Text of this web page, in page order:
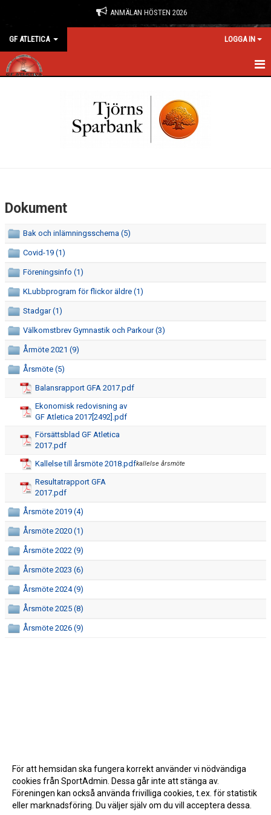
ANMÄLAN HÖSTEN 2026
GF ATLETICA LOGGA IN
DOKUMENT
VÅRA LEDARE/TRÄNARE
KALAS
FRÅGOR & SVAR
SPONSRING
Dokument
Bak och inlämningsschema (5)
Covid-19 (1)
Föreningsinfo (1)
KLubbprogram för flickor äldre (1)
Stadgar (1)
Välkomstbrev Gymnastik och Parkour (3)
Årmöte 2021 (9)
Årsmöte (5)
Balansrapport GFA 2017.pdf
Ekonomisk redovisning av
GF Atletica 2017[2492].pdf
Försättsblad GF Atletica
2017.pdf
Kallelse till årsmöte 2018.pdfkallelse årsmöte
Resultatrapport GFA
2017.pdf
Årsmöte 2019 (4)
Årsmöte 2020 (1)
Årsmöte 2022 (9)
Årsmöte 2023 (6)
Årsmöte 2024 (9)
Årsmöte 2025 (8)
Årsmöte 2026 (9)
För att hemsidan ska fungera korrekt använder vi nödvändiga
cookies från SportAdmin. Dessa går inte att stänga av.
Föreningen kan också använda frivilliga cookies, t.ex. för statistik
eller marknadsföring. Du väljer själv om du vill acceptera dessa.